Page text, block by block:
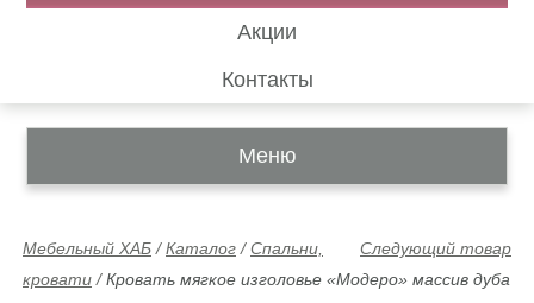
Акции
Контакты
Меню
Следующий товар
Мебельный ХАБ /Каталог /Спальни,
кровати /Кровать мягкое изголовье «Модеро» массив дуба